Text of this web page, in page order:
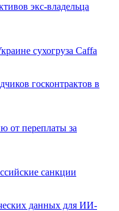
экс-владельца
сухогруза Caffa
госконтрактов в
от переплаты за
санкции
данных для ИИ-